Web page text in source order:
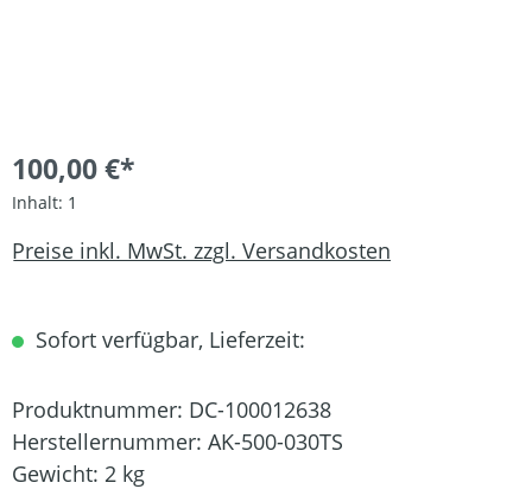
100,00 €*
Inhalt: 1
Preise inkl. MwSt. zzgl. Versandkosten
Sofort verfügbar, Lieferzeit:
Produktnummer: DC-100012638
Herstellernummer: AK-500-030TS
Gewicht: 2 kg